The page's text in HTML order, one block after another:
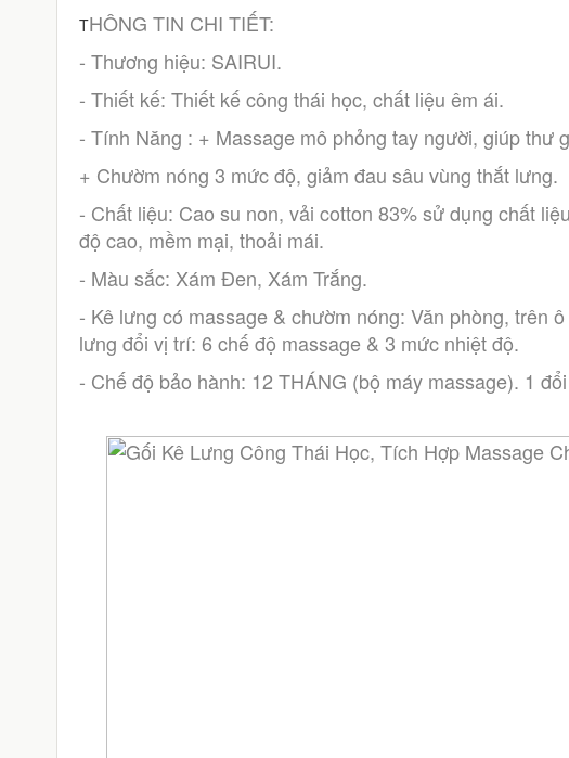
THÔNG TIN CHI TIẾT:
- Thương hiệu: SAIRUI.
- Thiết kế: Thiết kế công thái học, chất liệu êm ái.
- Tính Năng : + Massage mô phỏng tay người, giúp thư
+ Chườm nóng 3 mức độ, giảm đau sâu vùng thắt lưng.
- Chất liệu: Cao su non, vải cotton 83% sử dụng chất
độ cao, mềm mại, thoải mái.
- Màu sắc: Xám Đen, Xám Trắng.
- Kê lưng có massage & chườm nóng: Văn phòng, trên
lưng đổi vị trí: 6 chế độ massage & 3 mức nhiệt độ.
- Chế độ bảo hành: 12 THÁNG (bộ máy massage). 1